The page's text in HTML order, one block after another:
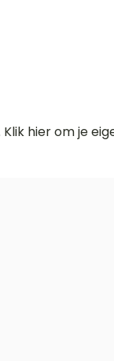
hier om je